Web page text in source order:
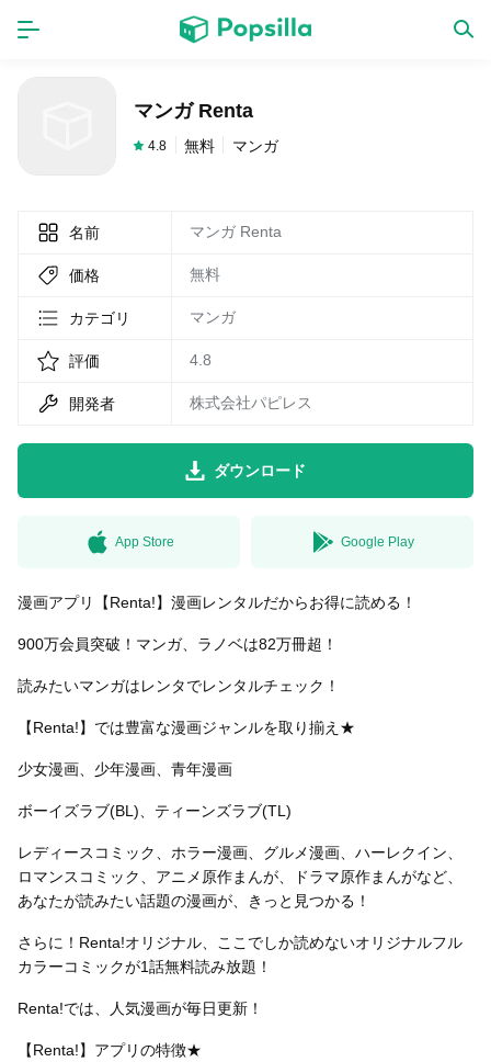
LINE無料スタンプ
無料猫ミーム
マンガ Renta
4.8 無料 マンガ
名前 マンガ Renta
価格 無料
カテゴリ マンガ
評価 4.8
開発者 株式会社パピレス
ダウンロード
App Store Google Play
漫画アプリ【Renta!】漫画レンタルだからお得に読める！
900万会員突破！マンガ、ラノベは82万冊超！
読みたいマンガはレンタでレンタルチェック！
【Renta!】では豊富な漫画ジャンルを取り揃え★
少女漫画、少年漫画、青年漫画
ボーイズラブ(BL)、ティーンズラブ(TL)
レディースコミック、ホラー漫画、グルメ漫画、ハーレクイン、
ロマンスコミック、アニメ原作まんが、ドラマ原作まんがなど、
あなたが読みたい話題の漫画が、きっと見つかる！
さらに！Renta!オリジナル、ここでしか読めないオリジナルフル
カラーコミックが1話無料読み放題！
Renta!では、人気漫画が毎日更新！
【Renta!】アプリの特徴★